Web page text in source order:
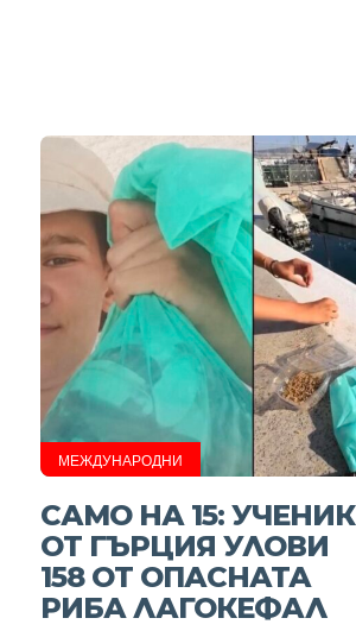
МЕЖДУНАРОДНИ
САМО НА 15: УЧЕНИК
ОТ ГЪРЦИЯ УЛОВИ
158 ОТ ОПАСНАТА
РИБА ЛАГОКЕФАЛ